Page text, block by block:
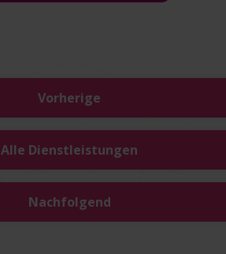
Vorherige
Alle Dienstleistungen
Nachfolgend